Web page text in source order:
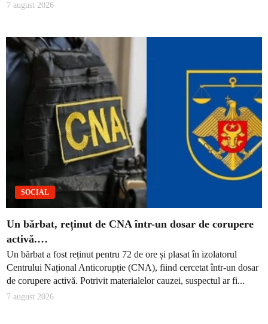
7 august 2026
SOCIAL
Un bărbat, reținut de CNA într-un dosar de corupere
activă.…
Un bărbat a fost reținut pentru 72 de ore și plasat în izolatorul
Centrului Național Anticorupție (CNA), fiind cercetat într-un dosar
de corupere activă. Potrivit materialelor cauzei, suspectul ar fi...
7 august 2026